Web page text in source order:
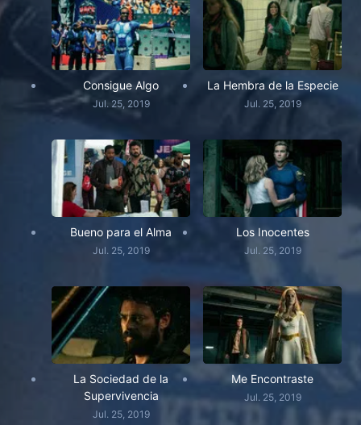
Consigue Algo
Jul. 25, 2019
La Hembra de la Especie
Jul. 25, 2019
Bueno para el Alma
Jul. 25, 2019
Los Inocentes
Jul. 25, 2019
La Sociedad de la
Supervivencia
Jul. 25, 2019
Me Encontraste
Jul. 25, 2019